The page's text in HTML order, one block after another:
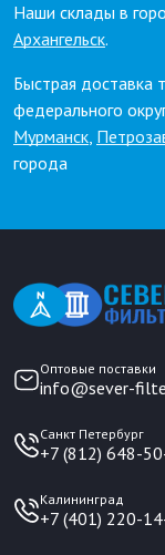
Наши склады в
Архангельск.
Быстрая доставка
федерального
Мурманск,
города
Оптовые поставки
info@sever-
Санкт Петербург
+7 (812) 648-
Калининград
+7 (401) 220-